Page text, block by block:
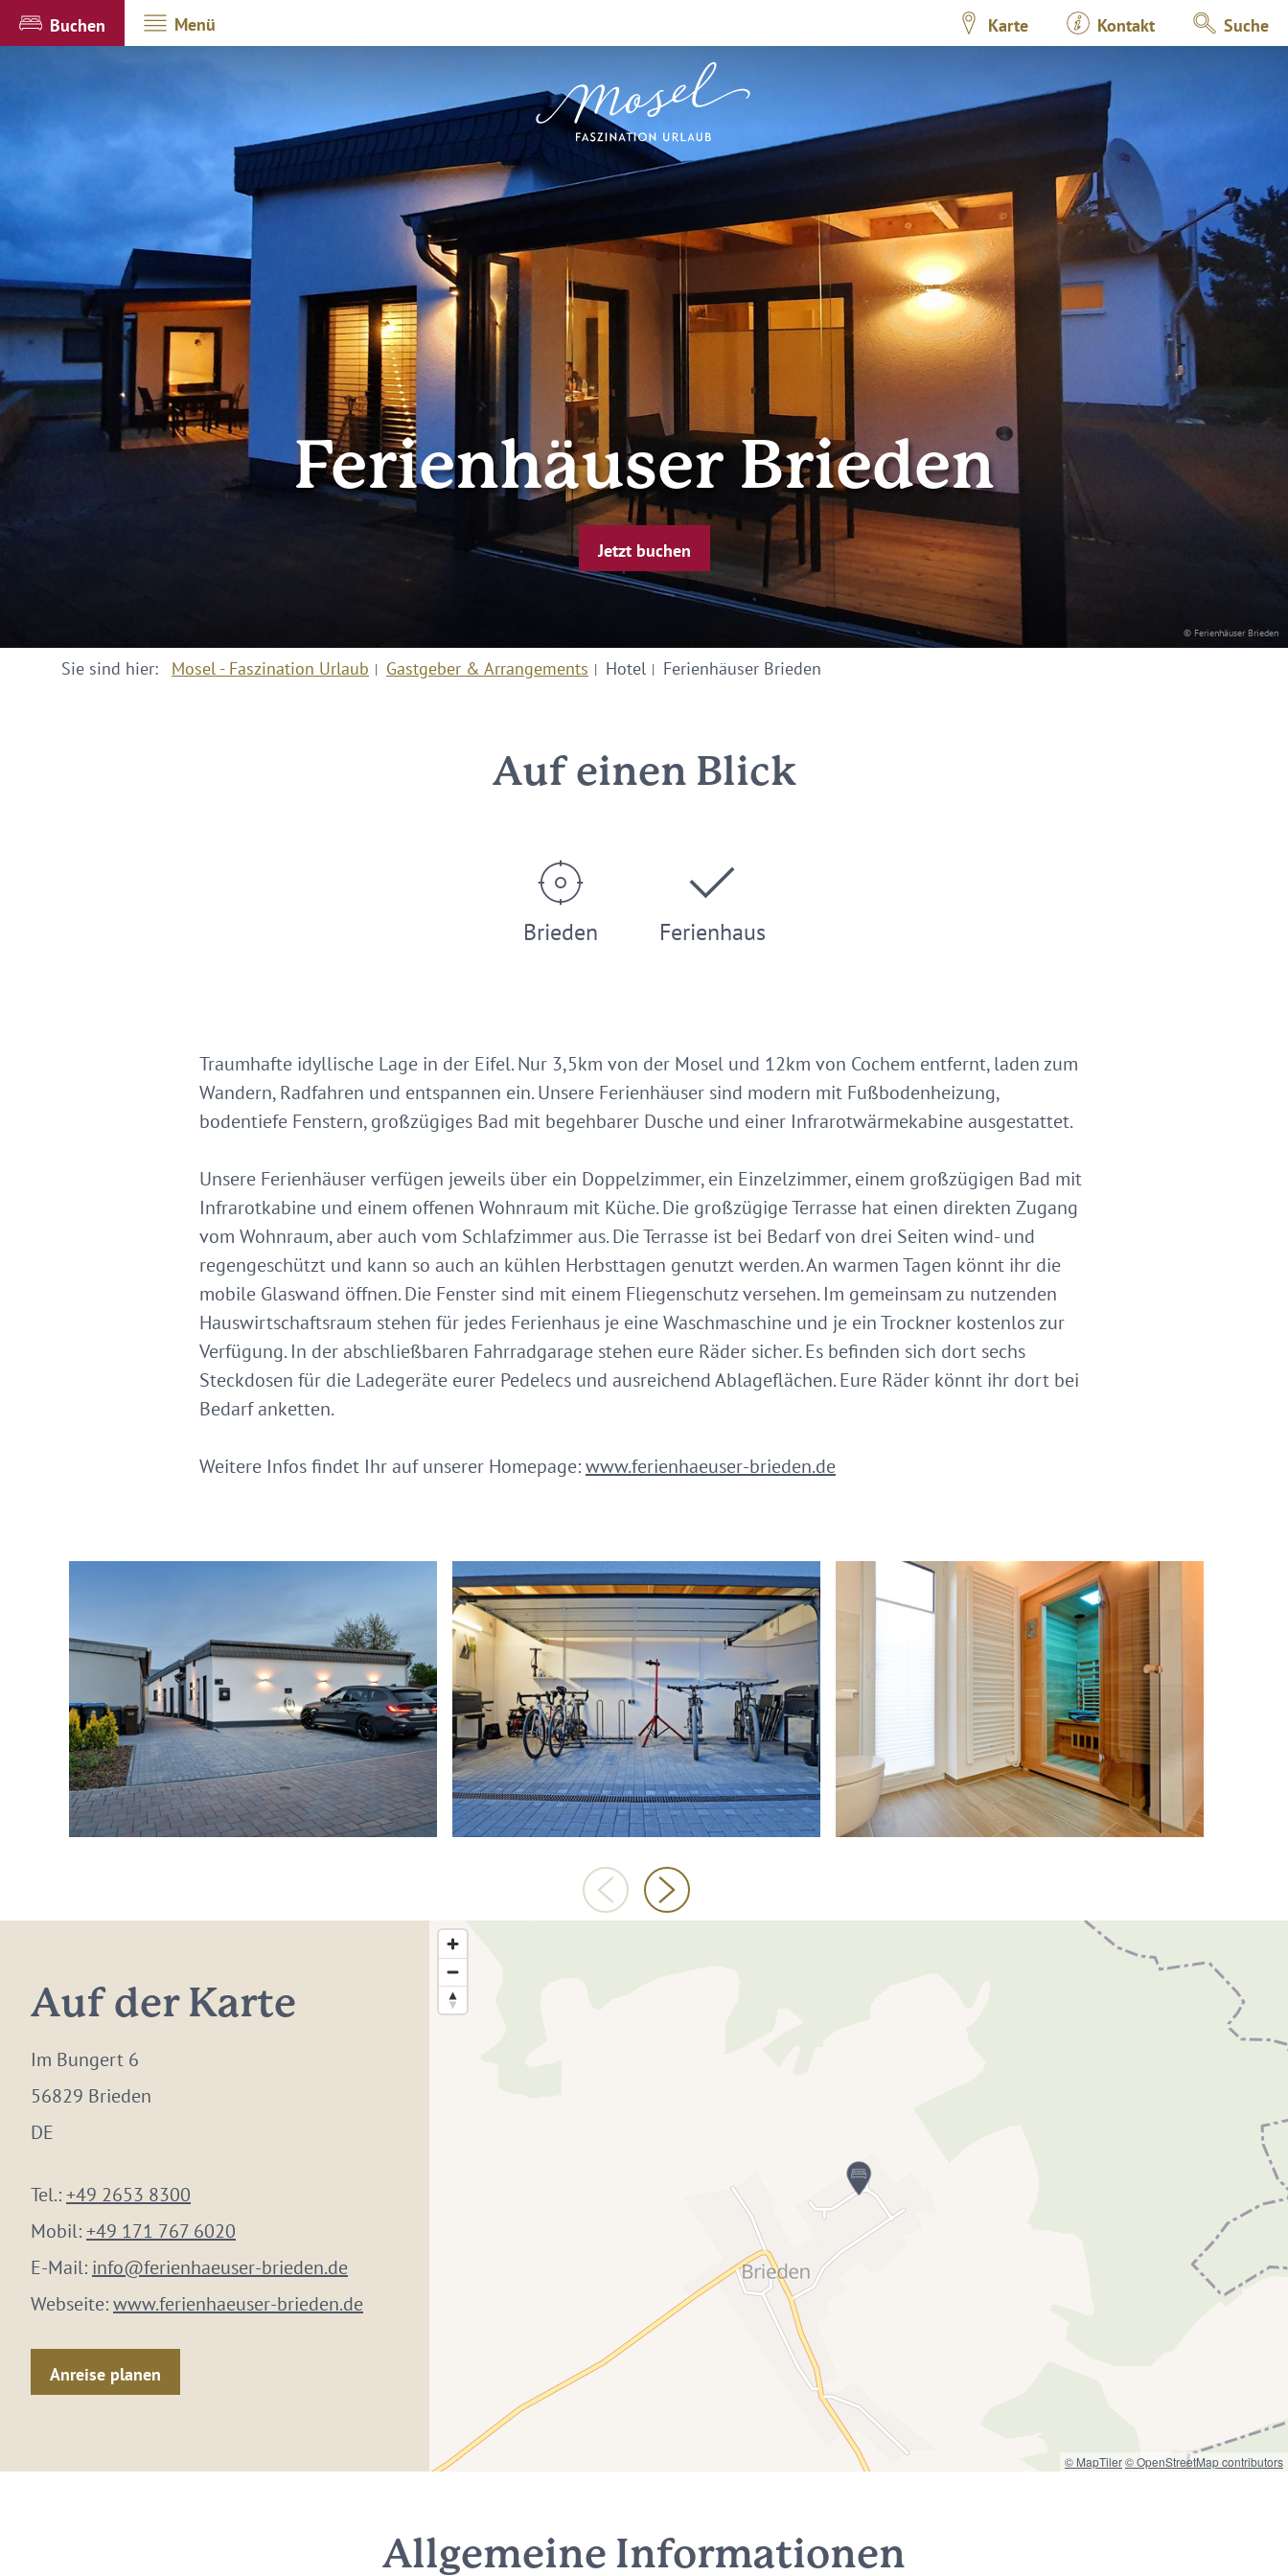
Buchen Menü Karte Kontakt Suche
© Ferienhäuser Brieden
Ferienhäuser Brieden
Jetzt buchen
Sie sind hier: Mosel - Faszination Urlaub Gastgeber & Arrangements Hotel Ferienhäuser Brieden
Auf einen Blick
Brieden Ferienhaus
Traumhafte idyllische Lage in der Eifel. Nur 3,5km von der Mosel und 12km von Cochem entfernt, laden zum
Wandern, Radfahren und entspannen ein. Unsere Ferienhäuser sind modern mit Fußbodenheizung,
bodentiefe Fenstern, großzügiges Bad mit begehbarer Dusche und einer Infrarotwärmekabine ausgestattet.
Unsere Ferienhäuser verfügen jeweils über ein Doppelzimmer, ein Einzelzimmer, einem großzügigen Bad mit
Infrarotkabine und einem offenen Wohnraum mit Küche. Die großzügige Terrasse hat einen direkten Zugang
vom Wohnraum, aber auch vom Schlafzimmer aus. Die Terrasse ist bei Bedarf von drei Seiten wind- und
regengeschützt und kann so auch an kühlen Herbsttagen genutzt werden. An warmen Tagen könnt ihr die
mobile Glaswand öffnen. Die Fenster sind mit einem Fliegenschutz versehen. Im gemeinsam zu nutzenden
Hauswirtschaftsraum stehen für jedes Ferienhaus je eine Waschmaschine und je ein Trockner kostenlos zur
Verfügung. In der abschließbaren Fahrradgarage stehen eure Räder sicher. Es befinden sich dort sechs
Steckdosen für die Ladegeräte eurer Pedelecs und ausreichend Ablageflächen. Eure Räder könnt ihr dort bei
Bedarf anketten.
Weitere Infos findet Ihr auf unserer Homepage:www.ferienhaeuser-brieden.de
Auf der Karte
Im Bungert 6
56829 Brieden
DE
Tel.:+49 2653 8300
Mobil:+49 171 767 6020
E-Mail: info@ferienhaeuser-brieden.de
Webseite:www.ferienhaeuser-brieden.de
Anreise planen
© MapTiler© OpenStreetMap contributors
Allgemeine Informationen